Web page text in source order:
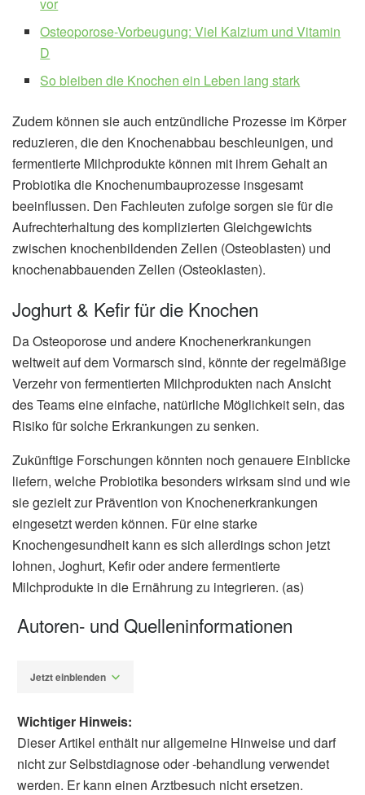
vor
Osteoporose-Vorbeugung: Viel Kalzium und Vitamin
D
So bleiben die Knochen ein Leben lang stark
Zudem können sie auch entzündliche Prozesse im Körper
reduzieren, die den Knochenabbau beschleunigen, und
fermentierte Milchprodukte können mit ihrem Gehalt an
Probiotika die Knochenumbauprozesse insgesamt
beeinflussen. Den Fachleuten zufolge sorgen sie für die
Aufrechterhaltung des komplizierten Gleichgewichts
zwischen knochenbildenden Zellen (Osteoblasten) und
knochenabbauenden Zellen (Osteoklasten).
Joghurt & Kefir für die Knochen
Da Osteoporose und andere Knochenerkrankungen
weltweit auf dem Vormarsch sind, könnte der regelmäßige
Verzehr von fermentierten Milchprodukten nach Ansicht
des Teams eine einfache, natürliche Möglichkeit sein, das
Risiko für solche Erkrankungen zu senken.
Zukünftige Forschungen könnten noch genauere Einblicke
liefern, welche Probiotika besonders wirksam sind und wie
sie gezielt zur Prävention von Knochenerkrankungen
eingesetzt werden können. Für eine starke
Knochengesundheit kann es sich allerdings schon jetzt
lohnen, Joghurt, Kefir oder andere fermentierte
Milchprodukte in die Ernährung zu integrieren. (as)
Autoren- und Quelleninformationen
Jetzt einblenden
Wichtiger Hinweis:
Dieser Artikel enthält nur allgemeine Hinweise und darf
nicht zur Selbstdiagnose oder -behandlung verwendet
werden. Er kann einen Arztbesuch nicht ersetzen.